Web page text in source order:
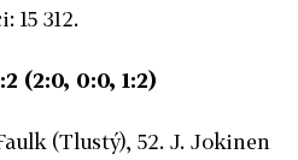
15 312.
(2:0, 0:0, 1:2)
(Tlustý), 52. J. Jokinen